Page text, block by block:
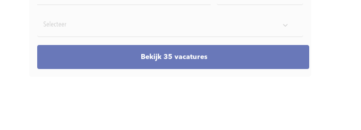
Bekijk 35 vacatures